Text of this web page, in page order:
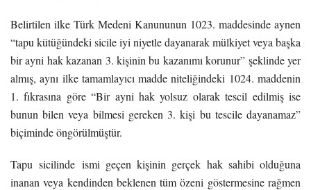
Belirtilen ilke Türk Medeni Kanununun 1023. maddesinde aynen
“tapu kütüğündeki sicile iyi niyetle dayanarak mülkiyet veya başka
bir ayni hak kazanan 3. kişinin bu kazanımı korunur” şeklinde yer
almış, aynı ilke tamamlayıcı madde niteliğindeki 1024. maddenin
1. fıkrasına göre “Bir ayni hak yolsuz olarak tescil edilmiş ise
bunun bilen veya bilmesi gereken 3. kişi bu tescile dayanamaz”
biçiminde öngörülmüştür.
Tapu sicilinde ismi geçen kişinin gerçek hak sahibi olduğuna
inanan veya kendinden beklenen tüm özeni göstermesine rağmen